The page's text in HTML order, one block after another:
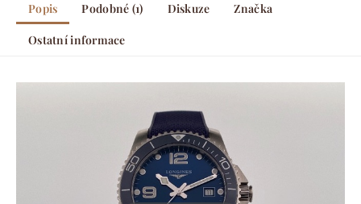
Popis Podobné (1) Diskuze Značka
Ostatní informace